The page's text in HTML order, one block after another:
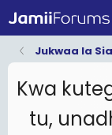
Jukwaa la
Kwa
tu,